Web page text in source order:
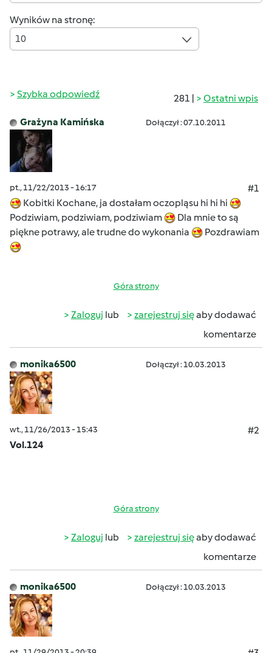
Wyników na stronę:
10
281 | Ostatni wpis
Szybka odpowiedź
Grażyna Kamińska Dołączył : 07.10.2011
pt., 11/22/2013 - 16:17
#1
Kobitki Kochane, ja dostałam oczopląsu hi hi hi
Podziwiam, podziwiam, podziwiam
Dla mnie to są
piękne potrawy, ale trudne do wykonania
Pozdrawiam
Góra strony
Zaloguj lub zarejestruj sięaby dodawać
komentarze
monika6500 Dołączył : 10.03.2013
wt., 11/26/2013 - 15:43
#2
Vol.124
Góra strony
Zaloguj lub zarejestruj sięaby dodawać
komentarze
monika6500 Dołączył : 10.03.2013